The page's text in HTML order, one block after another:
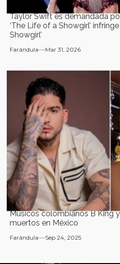
Taylor Swift es demandada
‘The Life of a Showgirl’
Showgirl’
Farándula Mar 31, 2026
Músicos colombianos B King
muertos en México
Farándula Sep 24, 2025